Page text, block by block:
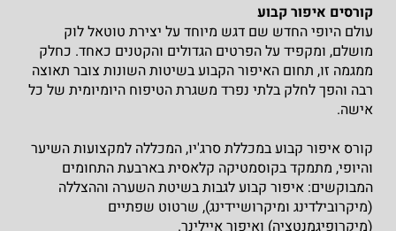
קורסים איפור קבוע
עולם היופי החדש שם דגש מיוחד על יצירת טוטאל לוק
מושלם, ומקפיד על הפרטים הגדולים והקטנים כאחד. כחלק
ממגמה זו, תחום האיפור הקבוע בשיטות השונות צובר תאוצה
רבה והפך לחלק בלתי נפרד משגרת הטיפוח היומיומית של כל
אישה.
קורס איפור קבוע במכללת סרג'יו, המכללה למקצועות השיער
והיופי, מתמקד בקוסמטיקה קלאסית בארבעת התחומים
המבוקשים: איפור קבוע לגבות בשיטת השערה וההצללה
(מיקרובילדינג ומיקרושיידינג), שרטוט שפתיים
(מיקרופיגמנטציה) ואיפור איילינר.